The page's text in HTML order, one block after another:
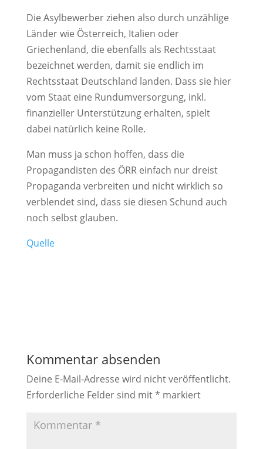
Die Asylbewerber ziehen also durch unzählige
Länder wie Österreich, Italien oder
Griechenland, die ebenfalls als Rechtsstaat
bezeichnet werden, damit sie endlich im
Rechtsstaat Deutschland landen. Dass sie hier
vom Staat eine Rundumversorgung, inkl.
finanzieller Unterstützung erhalten, spielt
dabei natürlich keine Rolle.
Man muss ja schon hoffen, dass die
Propagandisten des ÖRR einfach nur dreist
Propaganda verbreiten und nicht wirklich so
verblendet sind, dass sie diesen Schund auch
noch selbst glauben.
Quelle
Kommentar absenden
Deine E-Mail-Adresse wird nicht veröffentlicht.
Erforderliche Felder sind mit* markiert